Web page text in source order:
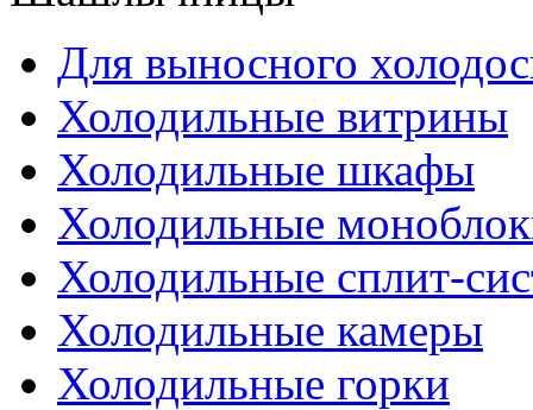
Для выносного
Холодильные витрины
Холодильные шкафы
Холодильные
Холодильные сплит-
Холодильные камеры
Холодильные горки